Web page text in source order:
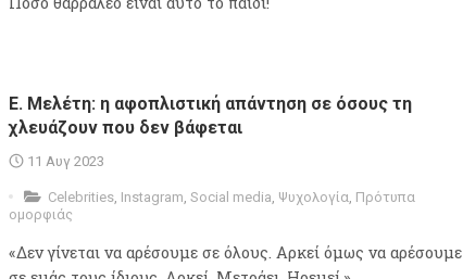
Ε. Μελέτη: η αφοπλιστική απάντηση σε όσους τη
χλευάζουν που δεν βάφεται
11 Αυγ 2023
Celebrities Instagram Social media Ψυχολογία Πρότυπα
ομορφιάς
«Δεν γίνεται να αρέσουμε σε όλους. Αρκεί όμως να αρέσουμε